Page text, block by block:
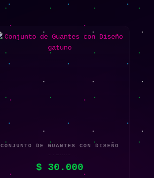
CONJUNTO DE GUANTES CON DISEÑO
GATUNO
$30.000